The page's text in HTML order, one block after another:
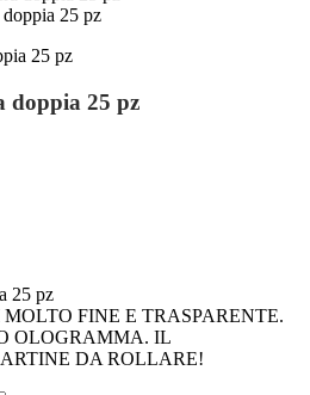
25 pz
doppia 25 pz
25 pz
FINE E TRASPARENTE.
OLOGRAMMA. IL
DA ROLLARE!